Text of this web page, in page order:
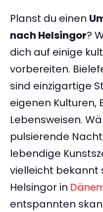
Planst du einen
nach Helsingor?
dich auf einige
vorbereiten.
sind einzigartige
eigenen Kulturen,
Lebensweisen.
pulsierende
lebendige
vielleicht bekannt
Helsingor in
entspannten